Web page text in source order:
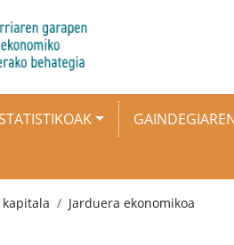
Jarduera ekonomikoa